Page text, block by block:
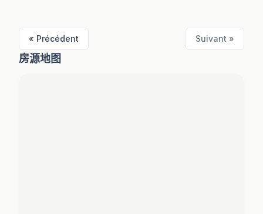
房源地图
« Précédent Suivant »